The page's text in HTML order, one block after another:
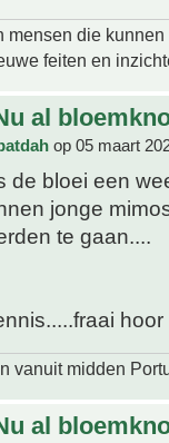
mensen die
feiten en
al
op 05 maart
de bloei een
jonge
te gaan....
vanuit midden
al